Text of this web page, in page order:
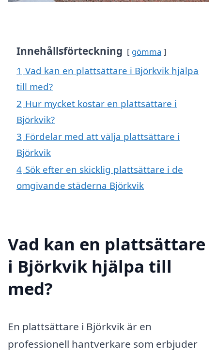
Innehållsförteckning gömma
1 Vad kan en plattsättare i Björkvik hjälpa
till med?
2 Hur mycket kostar en plattsättare i
Björkvik?
3 Fördelar med att välja plattsättare i
Björkvik
4 Sök efter en skicklig plattsättare i de
omgivande städerna Björkvik
Vad kan en plattsättare
i Björkvik hjälpa till
med?
En plattsättare i Björkvik är en
professionell hantverkare som erbjuder